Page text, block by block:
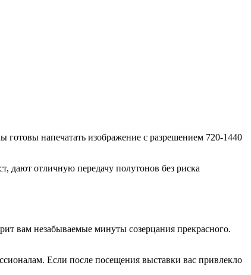
напечатать изображение с разрешением 720-1440
дают отличную передачу полутонов без риска
вам незабываемые минуты созерцания прекрасного.
Если после посещения выставки вас привлекло